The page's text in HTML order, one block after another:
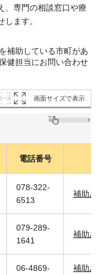
、専門の相談窓口や療
ます。
補助している市町があ
健担当にお問い合わせ
画面サイズで表示
電話番号
078-322-
6513
補助
079-289-
1641
補助
06-4869-
補助